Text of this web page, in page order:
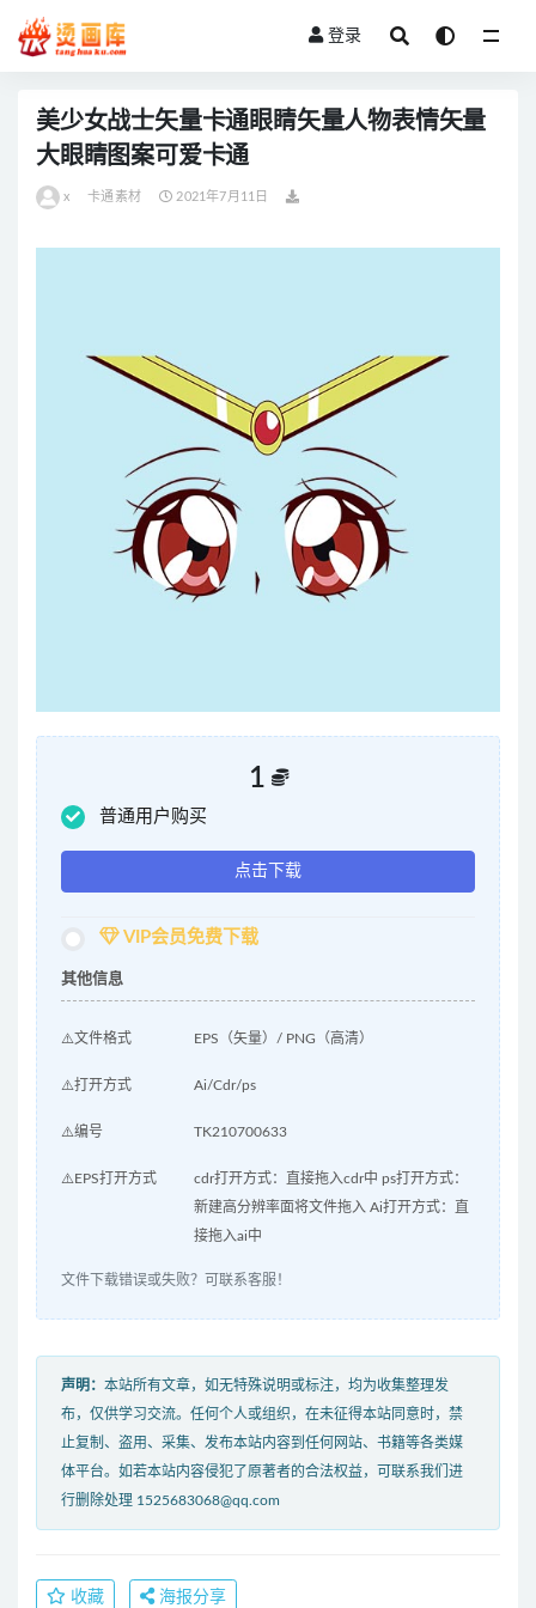
登录
美少女战士矢量卡通眼睛矢量人物表情矢量
大眼睛图案可爱卡通
x 卡通素材 2021年7月11日
1
普通用户购买
点击下载
VIP会员免费下载
其他信息
⚠️文件格式 EPS（矢量）/ PNG（高清）
⚠️打开方式 Ai/Cdr/ps
⚠️编号 TK210700633
⚠️EPS打开方式
cdr打开方式：直接拖入cdr中 ps打开方式：
新建高分辨率面将文件拖入 Ai打开方式：直
接拖入ai中
文件下载错误或失败？可联系客服！
声明： 本站所有文章，如无特殊说明或标注，均为收集整理发
布，仅供学习交流。任何个人或组织，在未征得本站同意时，禁
止复制、盗用、采集、发布本站内容到任何网站、书籍等各类媒
体平台。如若本站内容侵犯了原著者的合法权益，可联系我们进
行删除处理 1525683068@qq.com
收藏 海报分享